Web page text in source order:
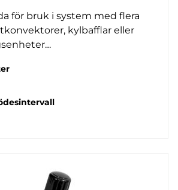
för bruk i system med flera
kylbafflar eller